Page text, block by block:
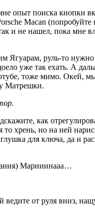
опыт поиска кнопки
Macan (попробуйте
и не нашел, пока мне
Ягуарам, руль-то нужно
уже так ехать. А
тоже мимо. Окей,
Матрешки.
как
то хрень, но на ней
для ключа, да и
Марииинааа…
от руля вниз,